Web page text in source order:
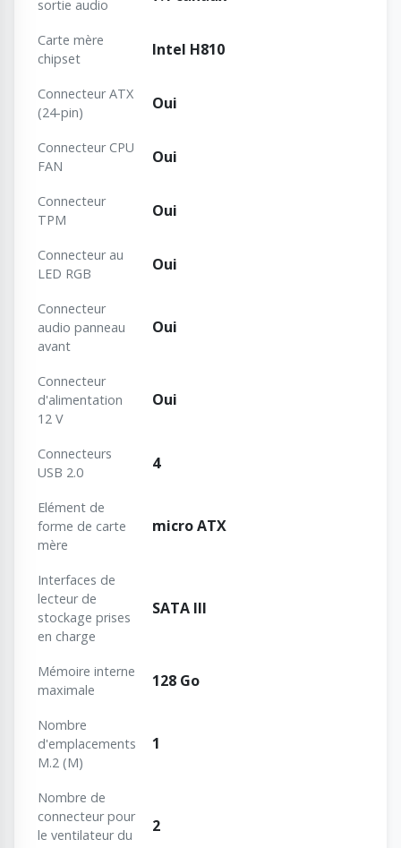
sortie audio
Carte mère
chipset
Intel H810
Connecteur ATX
(24-pin)
Oui
Connecteur CPU
FAN
Oui
Connecteur
TPM
Oui
Connecteur au
LED RGB
Oui
Connecteur
audio panneau
avant
Oui
Connecteur
d'alimentation
12 V
Oui
Connecteurs
USB 2.0
4
Elément de
forme de carte
mère
micro ATX
Interfaces de
lecteur de
stockage prises
en charge
SATA III
Mémoire interne
maximale
128 Go
Nombre
d'emplacements
M.2 (M)
1
Nombre de
connecteur pour
le ventilateur du
2